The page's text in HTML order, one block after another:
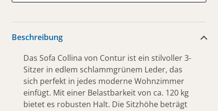
Beschreibung
Das Sofa Collina von Contur ist ein stilvoller 3-
Sitzer in edlem schlammgrünem Leder, das
sich perfekt in jedes moderne Wohnzimmer
einfügt. Mit einer Belastbarkeit von ca. 120 kg
bietet es robusten Halt. Die Sitzhöhe beträgt